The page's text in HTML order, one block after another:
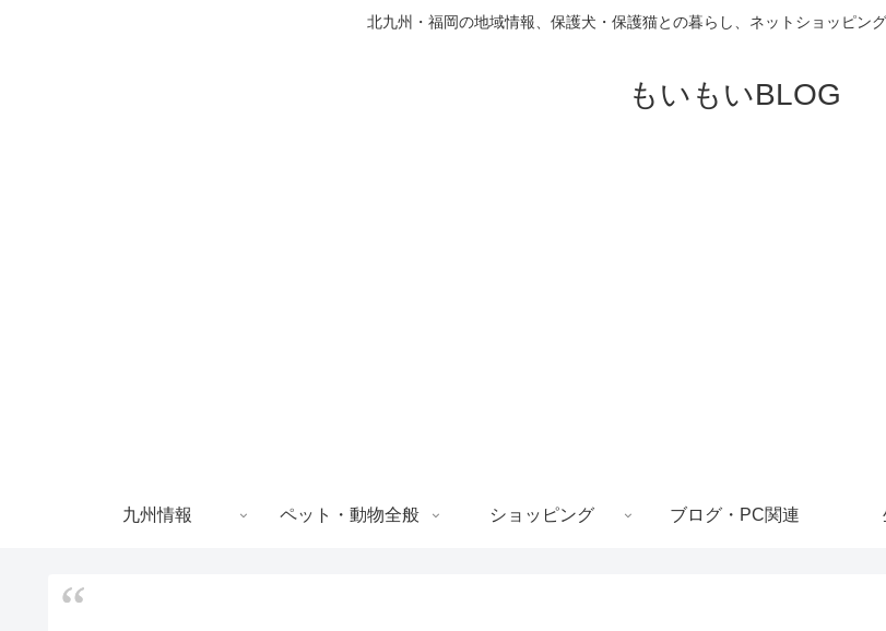
北九州・福岡の地域情報、保護犬・保護猫との暮らし、ネットショッピン
もいもいBLOG
九州情報 ペット・動物全般 ショッピング ブログ・PC関連